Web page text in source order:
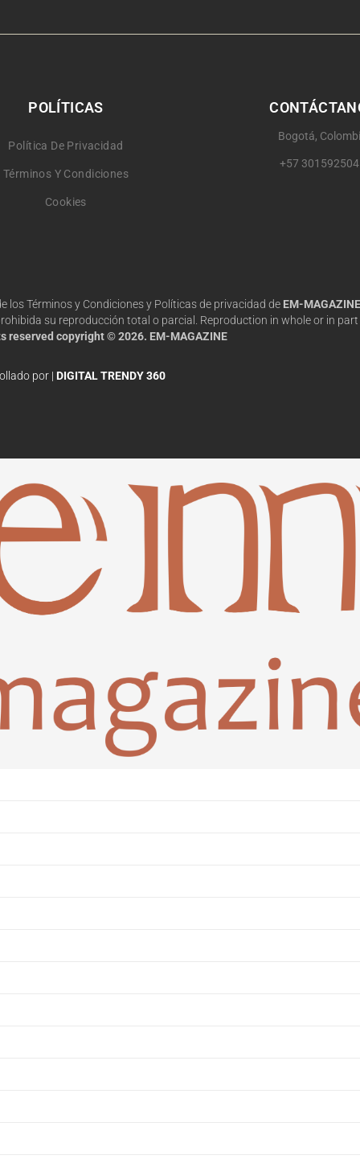
POLÍTICAS
Política De Privacidad
Términos Y Condiciones
Cookies
Bogotá,
+57
los Términos y Condiciones y Políticas de privacidad de EM-MAGAZINE
su reproducción total o parcial. Reproduction in whole or in part
reserved copyright © 2026. EM-MAGAZINE
por | DIGITAL TRENDY 360